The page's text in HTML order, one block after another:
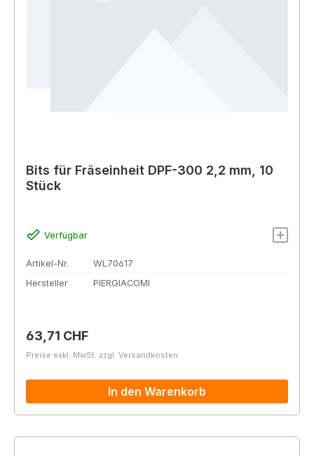
Bits für Fräseinheit DPF-300 2,2 mm, 10
Stück
Verfügbar
Artikel-Nr.
WL70617
Hersteller
PIERGIACOMI
Regulärer Preis:
63,71 CHF
Preise exkl. MwSt. zzgl. Versandkosten
In den Warenkorb